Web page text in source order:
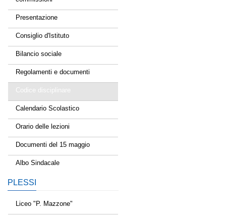
Presentazione
Consiglio d'Istituto
Bilancio sociale
Regolamenti e documenti
Codice disciplinare
Calendario Scolastico
Orario delle lezioni
Documenti del 15 maggio
Albo Sindacale
PLESSI
Liceo "P. Mazzone"